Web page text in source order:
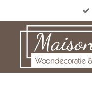
hoofdinhoud